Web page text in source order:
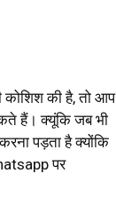
की है, तो आप
हैं। क्यूंकि जब भी
पड़ता है क्योंकि
पर